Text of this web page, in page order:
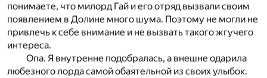
понимаете, что милорд Гай и его отряд вызвали своим
появлением в Долине много шума. Поэтому не могли не
привлечь к себе внимание и не вызвать такого жгучего
интереса.
Опа. Я внутренне подобралась, а внешне одарила
любезного лорда самой обаятельной из своих улыбок.